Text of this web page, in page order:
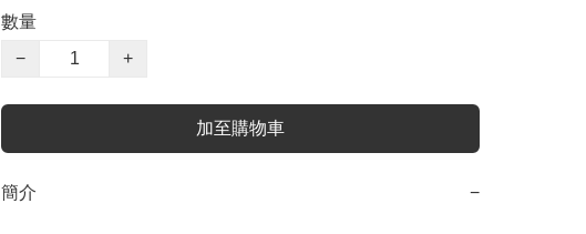
數量
−
+
加至購物車
簡介 −